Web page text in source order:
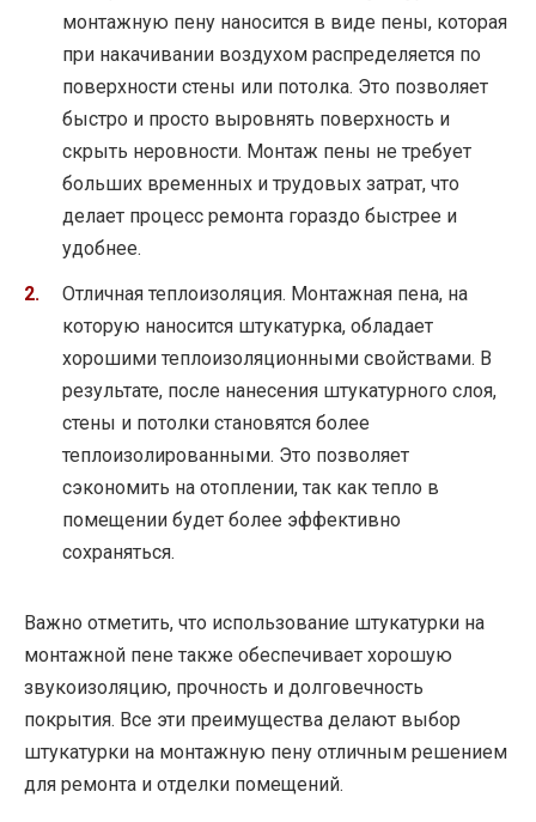
монтажную пену наносится в виде пены, которая
при накачивании воздухом распределяется по
поверхности стены или потолка. Это позволяет
быстро и просто выровнять поверхность и
скрыть неровности. Монтаж пены не требует
больших временных и трудовых затрат, что
делает процесс ремонта гораздо быстрее и
удобнее.
Отличная теплоизоляция. Монтажная пена, на
которую наносится штукатурка, обладает
хорошими теплоизоляционными свойствами. В
результате, после нанесения штукатурного слоя,
стены и потолки становятся более
теплоизолированными. Это позволяет
сэкономить на отоплении, так как тепло в
помещении будет более эффективно
сохраняться.
Важно отметить, что использование штукатурки на
монтажной пене также обеспечивает хорошую
звукоизоляцию, прочность и долговечность
покрытия. Все эти преимущества делают выбор
штукатурки на монтажную пену отличным решением
для ремонта и отделки помещений.